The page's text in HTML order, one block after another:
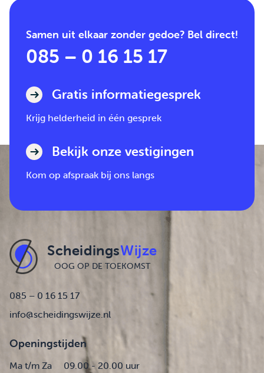
Samen uit elkaar zonder gedoe? Bel direct!
085 – 0 16 15 17
Gratis informatiegesprek
Krijg helderheid in één gesprek
Bekijk onze vestigingen
Kom op afspraak bij ons langs
ScheidingsWijze
OOG OP DE TOEKOMST
085 – 0 16 15 17
info@scheidingswijze.nl
Openingstijden
Ma t/m Za 09.00 - 20.00 uur